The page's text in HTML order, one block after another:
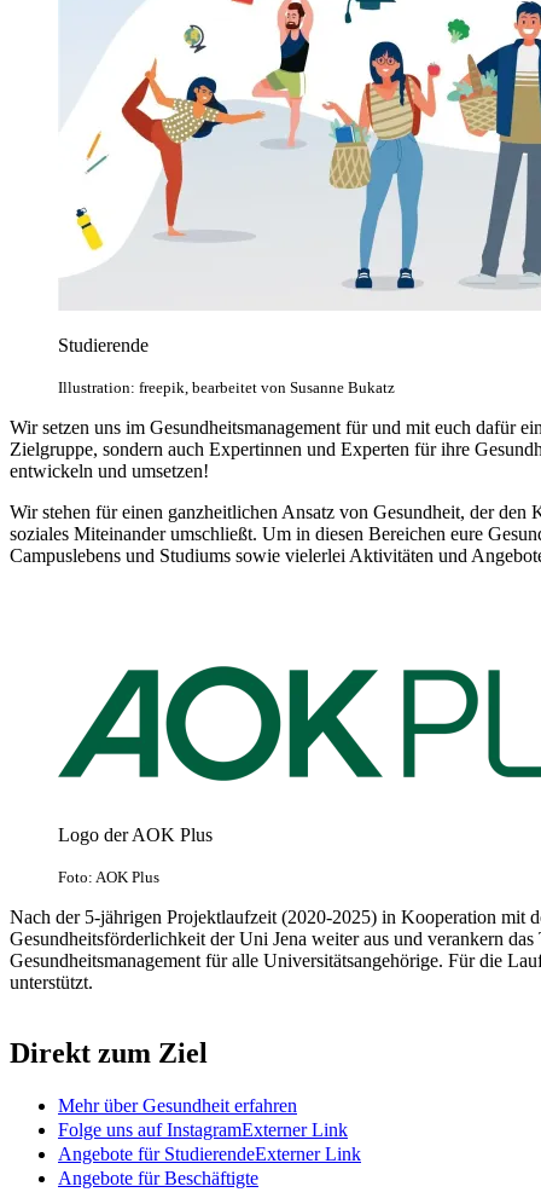
Studierende
Illustration: freepik, bearbeitet von Susanne Bukatz
Wir setzen uns im Gesundheitsmanagement für und mit euch dafür
Zielgruppe, sondern auch Expertinnen und Experten für ihre
entwickeln und umsetzen!
Wir stehen für einen ganzheitlichen Ansatz von Gesundheit, der
soziales Miteinander umschließt. Um in diesen Bereichen eure
Campuslebens und Studiums sowie vielerlei Aktivitäten und
Logo der AOK Plus
Foto: AOK Plus
Nach der 5-jährigen Projektlaufzeit (2020-2025) in Kooperation
Gesundheitsförderlichkeit der Uni Jena weiter aus und verankern
Gesundheitsmanagement für alle Universitätsangehörige. Für die
unterstützt.
Direkt zum Ziel
Mehr über Gesundheit erfahren
Folge uns auf InstagramExterner Link
Angebote für StudierendeExterner Link
Angebote für Beschäftigte